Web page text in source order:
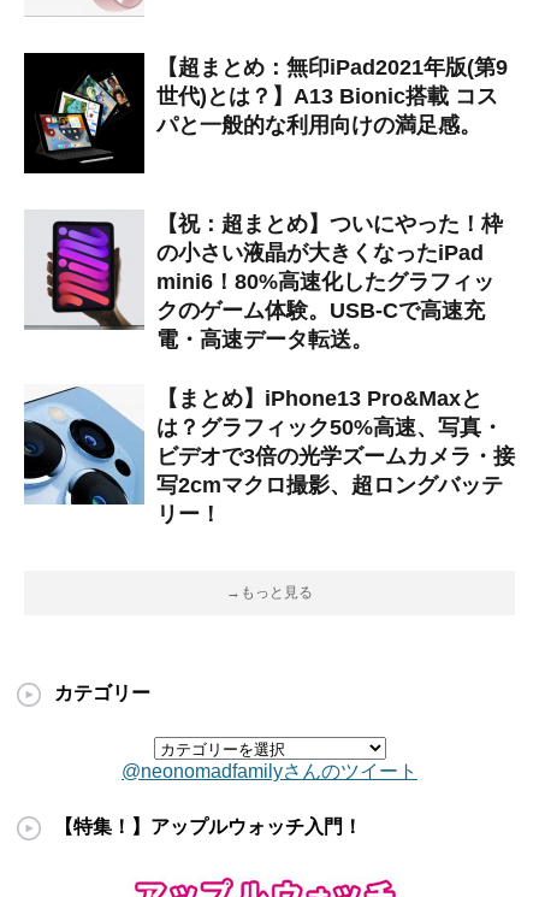
【超まとめ：無印iPad2021年版(第9
世代)とは？】A13 Bionic搭載 コス
パと一般的な利用向けの満足感。
【祝：超まとめ】ついにやった！枠
の小さい液晶が大きくなったiPad
mini6！80%高速化したグラフィッ
クのゲーム体験。USB-Cで高速充
電・高速データ転送。
【まとめ】iPhone13 Pro&Maxと
は？グラフィック50%高速、写真・
ビデオで3倍の光学ズームカメラ・接
写2cmマクロ撮影、超ロングバッテ
リー！
→もっと見る
カテゴリー
@neonomadfamilyさんのツイート
【特集！】アップルウォッチ入門！